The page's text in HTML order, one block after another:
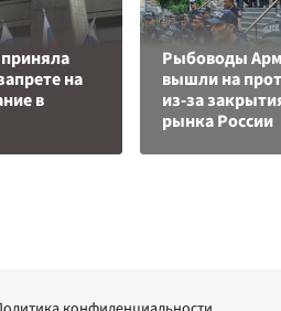
на
в
Рыбоводы
вышли на
из-за
рынка России